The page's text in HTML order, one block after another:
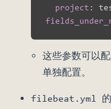
project :
这些参数可以
单独配置。
filebeat.yml 的